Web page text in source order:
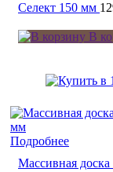
Селект 150 мм
В
Подробнее
Массивная